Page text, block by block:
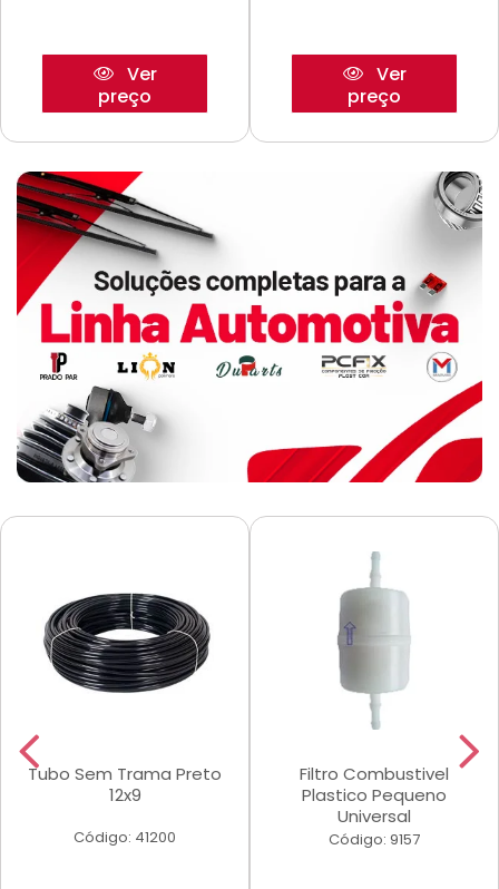
Ver
preço
Ver
preço
Tubo Sem Trama Preto
12x9
Código: 41200
Filtro Combustivel
Plastico Pequeno
Universal
Código: 9157